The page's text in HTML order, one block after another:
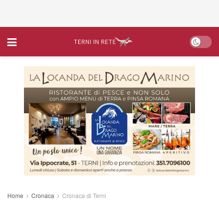
Home Cronaca Cronaca di Terni